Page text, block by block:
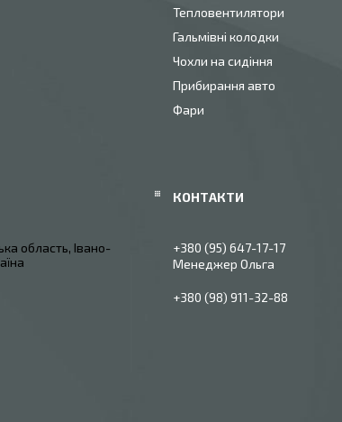
Тепловентилятори
Гальмівні колодки
Чохли на сидіння
Прибирання авто
Фари
область, Івано-
+380 (95) 647-17-17
Менеджер Ольга
+380 (98) 911-32-88